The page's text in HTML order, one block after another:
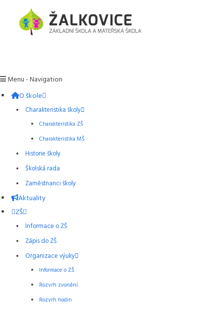
Menu -Navigation
O škole
Charakteristika školy
Charakteristika ZŠ
Charakteristika MŠ
Historie školy
Školská rada
Zaměstnanci školy
Aktuality
ZŠ
Informace o ZŠ
Zápis do ZŠ
Organizace výuky
Informace o ZŠ
Rozvrh zvonění
Rozvrh hodin